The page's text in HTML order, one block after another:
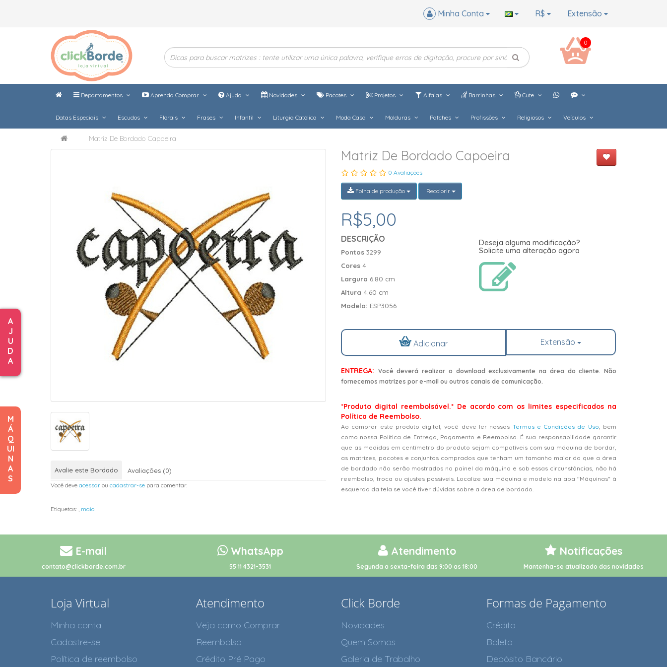
A
J
U
D
A
M
Á
Q
UI
N
A
S
Extensão
R$
Minha Conta
0
Departamentos Aprenda Comprar Ajuda Novidades Pacotes Projetos Alfaias Barrinhas Cute
Datas Especiais Escudos Florais Frases Infantil Liturgia Católica Moda Casa Molduras Patches Profissões Religiosos Veículos
Matriz De Bordado Capoeira
Avalie este Bordado Avaliações (0)
Você deve acessar ou cadastrar-se para comentar.
Matriz De Bordado Capoeira
0 Avaliações
Folha de produção Recolorir
R$5,00
DESCRIÇÃO
Pontos 3299
Cores 4
Largura 6.80 cm
Altura 4.60 cm
Modelo: ESP3056
Deseja alguma modificação?
Solicite uma alteração agora
Adicionar Extensão
ENTREGA: Você deverá realizar o download exclusivamente na área do cliente. Não
fornecemos matrizes por e-mail ou outros canais de comunicação.
*Produto digital reembolsável.* De acordo com os limites especificados na
Política de Reembolso.
Ao comprar este produto digital, você deve ler nossos Termos e Condições de Uso , bem
como nossa Política de Entrega, Pagamento e Reembolso. É sua responsabilidade garantir
que as medidas em centímetro do produto sejam compatíveis com sua máquina de bordar,
as matrizes, pacotes e conjuntos comprados que tenham um tamanho maior do que a área
de bordado não serão mostrados no painel da máquina e sob essas circunstâncias, não há
reembolso, troca ou ajustes possíveis. Localize sua máquina e modelo na aba "Máquinas" à
esquerda da tela se você tiver dúvidas sobre a área de bordado.
Etiquetas: maio
E-mail
contato@clickborde.com.br
WhatsApp
55 11 4321-3531
Atendimento
Segunda a sexta-feira das 9:00 as 18:00
Notificações
Mantenha-se atualizado das novidades
Loja Virtual
Minha conta
Cadastre-se
Política de reembolso
Atendimento
Veja como Comprar
Reembolso
Crédito Pré Pago
Click Borde
Novidades
Quem Somos
Galeria de Trabalho
Formas de Pagamento
Crédito
Boleto
Depósito Bancário